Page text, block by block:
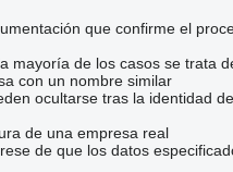
que confirme el
mayoría de los casos se trata
con un nombre similar
ocultarse tras la identidad
de una empresa real
de que los datos